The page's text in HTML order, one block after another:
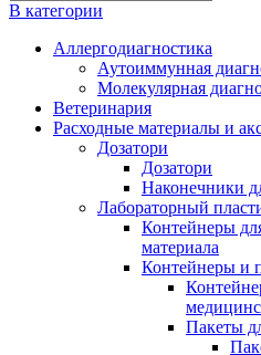
В категории
Аллергодиагностика
Аутоиммунная
Молекулярная
Ветеринария
Расходные материалы и
Дозатори
Дозатори
Наконечники
Лабораторный
Контейнеры
материала
Контейнеры и
Пакеты